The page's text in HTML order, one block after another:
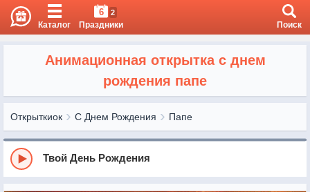
Каталог
6 2
Праздники Поиск
Анимационная открытка с днем
рождения папе
Открыткиок С Днем Рождения Папе
Твой День Рождения